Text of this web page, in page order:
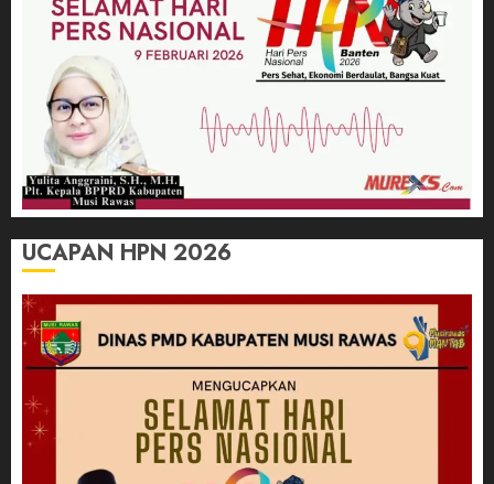
UCAPAN HPN 2026